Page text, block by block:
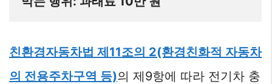
친환경자동차법 제11조의 2(환경친화적 자동차
의 전용주차구역 등)의 제9항에 따라 전기차 충